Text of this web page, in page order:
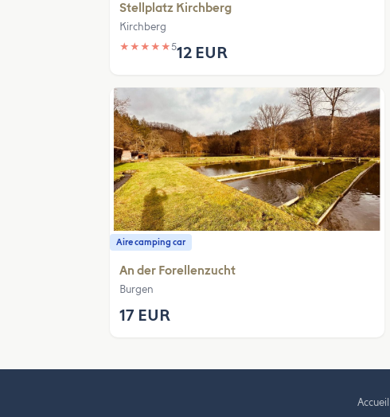
Stellplatz Kirchberg
Kirchberg
★ ★ ★ ★ ★512 EUR
Aire camping car
An der Forellenzucht
Burgen
17 EUR
Accueil